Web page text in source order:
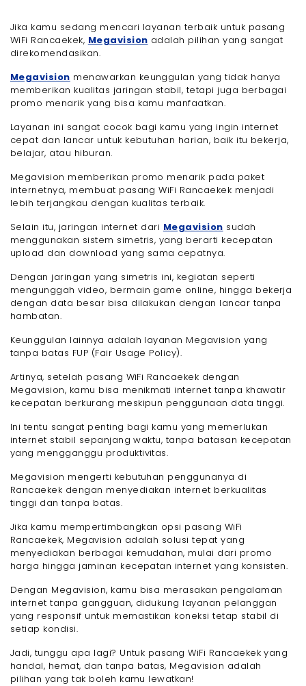
Jika kamu sedang mencari layanan terbaik untuk pasang
WiFi Rancaekek, Megavision adalah pilihan yang sangat
direkomendasikan.
Megavision menawarkan keunggulan yang tidak hanya
memberikan kualitas jaringan stabil, tetapi juga berbagai
promo menarik yang bisa kamu manfaatkan.
Layanan ini sangat cocok bagi kamu yang ingin internet
cepat dan lancar untuk kebutuhan harian, baik itu bekerja,
belajar, atau hiburan.
Megavision memberikan promo menarik pada paket
internetnya, membuat pasang WiFi Rancaekek menjadi
lebih terjangkau dengan kualitas terbaik.
Selain itu, jaringan internet dari Megavision sudah
menggunakan sistem simetris, yang berarti kecepatan
upload dan download yang sama cepatnya.
Dengan jaringan yang simetris ini, kegiatan seperti
mengunggah video, bermain game online, hingga bekerja
dengan data besar bisa dilakukan dengan lancar tanpa
hambatan.
Keunggulan lainnya adalah layanan Megavision yang
tanpa batas FUP (Fair Usage Policy).
Artinya, setelah pasang WiFi Rancaekek dengan
Megavision, kamu bisa menikmati internet tanpa khawatir
kecepatan berkurang meskipun penggunaan data tinggi.
Ini tentu sangat penting bagi kamu yang memerlukan
internet stabil sepanjang waktu, tanpa batasan kecepatan
yang mengganggu produktivitas.
Megavision mengerti kebutuhan penggunanya di
Rancaekek dengan menyediakan internet berkualitas
tinggi dan tanpa batas.
Jika kamu mempertimbangkan opsi pasang WiFi
Rancaekek, Megavision adalah solusi tepat yang
menyediakan berbagai kemudahan, mulai dari promo
harga hingga jaminan kecepatan internet yang konsisten.
Dengan Megavision, kamu bisa merasakan pengalaman
internet tanpa gangguan, didukung layanan pelanggan
yang responsif untuk memastikan koneksi tetap stabil di
setiap kondisi.
Jadi, tunggu apa lagi? Untuk pasang WiFi Rancaekek yang
handal, hemat, dan tanpa batas, Megavision adalah
pilihan yang tak boleh kamu lewatkan!